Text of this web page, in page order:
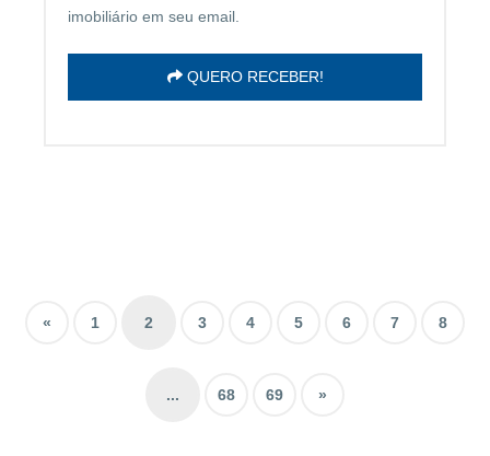
imobiliário em seu email.
QUERO RECEBER!
« 1 2 3 4 5 6 7 8
... 68 69 »